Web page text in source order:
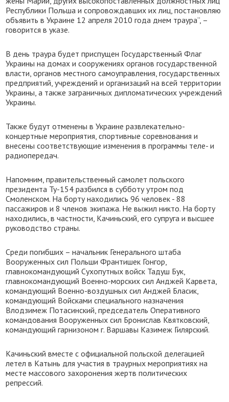
Республики Польша и сопровождавших их лиц, постановляю
объявить в Украине 12 апреля 2010 года днем траура”, –
говорится в указе.
В день траура будет приспущен Государственный Флаг
Украины на домах и сооружениях органов государственной
власти, органов местного самоуправления, государственных
предприятий, учреждений и организаций на всей территории
Украины, а также заграничных дипломатических учреждений
Украины.
Также будут отменены в Украине развлекательно-
концертные мероприятия, спортивные соревнования и
внесены соответствующие изменения в программы теле- и
радиопередач.
Напомним, правительственный самолет польского
президента Ту-154 разбился в субботу утром под
Смоленском. На борту находились 96 человек - 88
пассажиров и 8 членов экипажа. Не выжил никто. На борту
находились, в частности, Качиньский, его супруга и высшее
руководство страны.
Среди погибших – начальник Генерального штаба
Вооруженных сил Польши Франтишек Гонгор,
главнокомандующий Сухопутных войск Тадуш Бук,
главнокомандующий Военно-морских сил Анджей Карвета,
командующий Военно-воздушных сил Анджей Бласик,
командующий Войсками специального назначения
Влодзимеж Потасинский, председатель Оперативного
командования Вооруженных сил Бронислав Квятковский,
командующий гарнизоном г. Варшавы Казимеж Гилярский.
Качиньский вместе с официальной польской делегацией
летел в Катынь для участия в траурных мероприятиях на
месте массового захоронения жертв политических
репрессий.